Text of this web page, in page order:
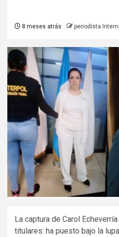
8 meses atrás periodista
La captura de Carol
titulares: ha puesto bajo la